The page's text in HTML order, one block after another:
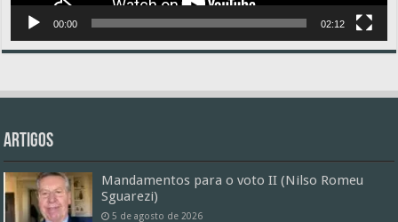
00:00 02:12
Artigos
Mandamentos para o voto II (Nilso Romeu
Sguarezi)
5 de agosto de 2026